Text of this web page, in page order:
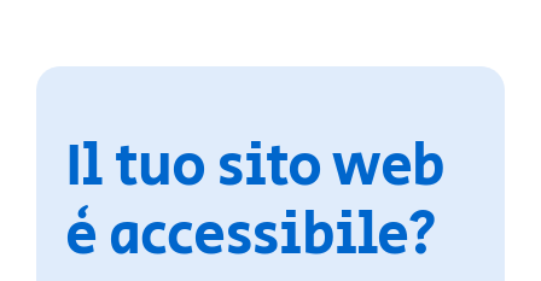
Il tuo sito web
è accessibile?